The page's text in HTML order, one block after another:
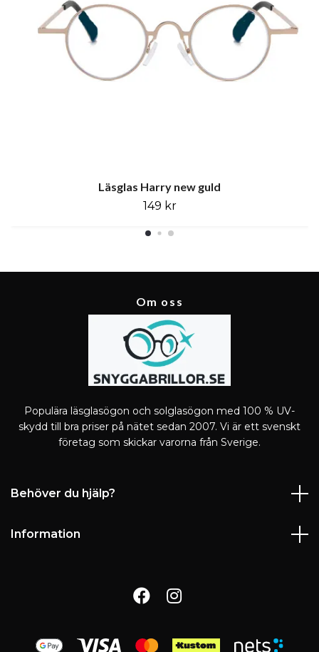
Läsglas Harry new guld
149 kr
Om oss
Populära läsglasögon och solglasögon med 100 % UV-
skydd till bra priser på nätet sedan 2007. Vi är ett svenskt
företag som skickar varorna från Sverige.
Behöver du hjälp?
Information